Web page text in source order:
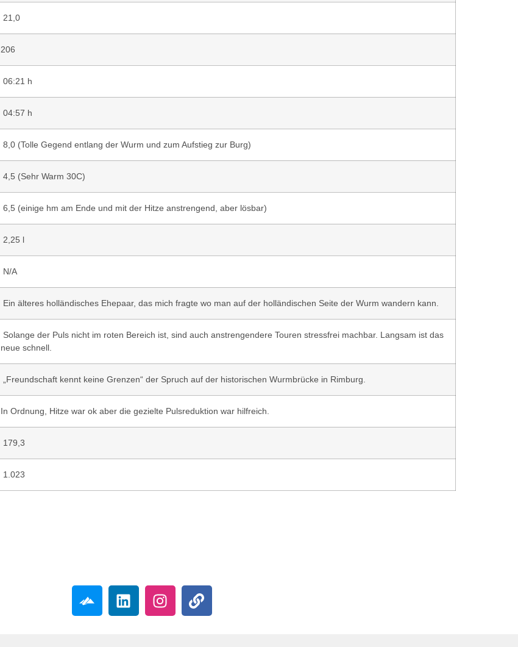
21,0
206
06:21 h
04:57 h
8,0 (Tolle Gegend entlang der Wurm und zum Aufstieg zur Burg)
4,5 (Sehr Warm 30C)
6,5 (einige hm am Ende und mit der Hitze anstrengend, aber lösbar)
2,25 l
N/A
Ein älteres holländisches Ehepaar, das mich fragte wo man auf der holländischen Seite der Wurm wandern kann.
Solange der Puls nicht im roten Bereich ist, sind auch anstrengendere Touren stressfrei machbar. Langsam ist das
neue schnell.
„Freundschaft kennt keine Grenzen“ der Spruch auf der historischen Wurmbrücke in Rimburg.
In Ordnung, Hitze war ok aber die gezielte Pulsreduktion war hilfreich.
179,3
1.023